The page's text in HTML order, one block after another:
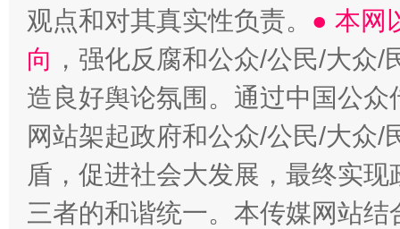
观点和对其真实性负责。 ● 本网
向 ，强化反腐和公众/公民/大众
造良好舆论氛围。通过中国公
网站架起政府和公众/公民/大众
盾，促进社会大发展，最终实
三者的和谐统一。本传媒网站